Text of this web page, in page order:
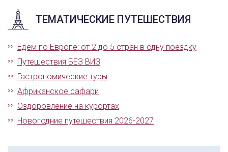
ТЕМАТИЧЕСКИЕ ПУТЕШЕСТВИЯ
Едем по Европе: от 2 до 5 стран в одну поездку
Путешествия БЕЗ ВИЗ
Гастрономические туры
Африканское сафари
Оздоровление на курортах
Новогодние путешествия 2026-2027